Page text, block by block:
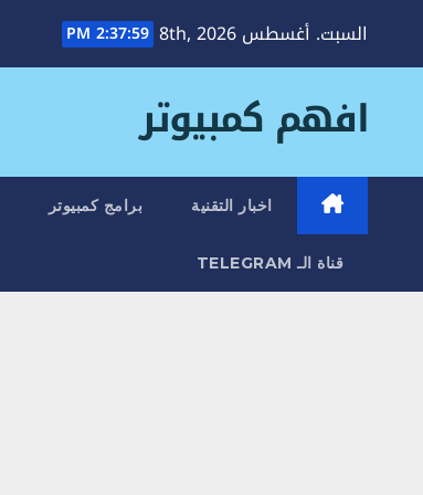
السبت. أغسطس 8th, 2026 2:37:59 PM
افهم كمبيوتر
اخبار التقنية برامج كمبيوتر
قناة الـ TELEGRAM